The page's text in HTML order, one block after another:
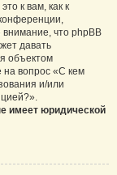
к вам, как к
внимание, что phpBB
давать
объектом
на вопрос «С кем
и/или
имеет юридической